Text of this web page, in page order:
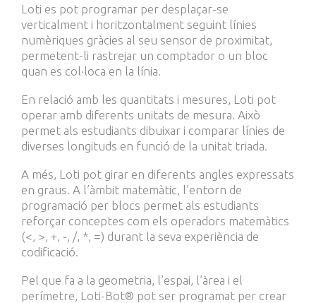
Loti es pot programar per desplaçar-se
verticalment i horitzontalment seguint línies
numèriques gràcies al seu sensor de proximitat,
permetent-li rastrejar un comptador o un bloc
quan es col·loca en la línia.
En relació amb les quantitats i mesures, Loti pot
operar amb diferents unitats de mesura. Això
permet als estudiants dibuixar i comparar línies de
diverses longituds en funció de la unitat triada.
A més, Loti pot girar en diferents angles expressats
en graus. A l’àmbit matemàtic, l’entorn de
programació per blocs permet als estudiants
reforçar conceptes com els operadors matemàtics
(<, >, +, -, /, *, =) durant la seva experiència de
codificació.
Pel que fa a la geometria, l’espai, l’àrea i el
perímetre, Loti-Bot® pot ser programat per crear